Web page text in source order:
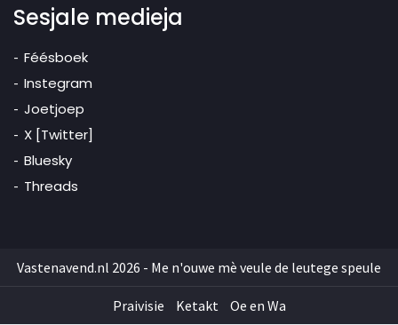
Sesjale medieja
Féésboek
Instegram
Joetjoep
X [Twitter]
Bluesky
Threads
Vastenavend.nl 2026 - Me n'ouwe mè veule de leutege speule
Praivisie Ketakt Oe en Wa